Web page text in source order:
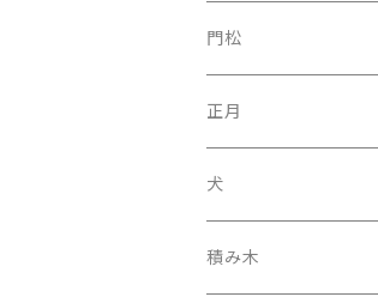
門松
正月
犬
積み木